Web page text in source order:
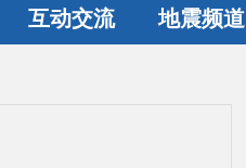
互动交流 地震频道